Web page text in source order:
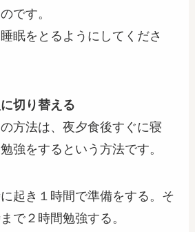
です。
眠をとるようにしてくださ
切り替える
方法は、夜夕食後すぐに寝
強をするという方法です。
起き１時間で準備をする。そ
で２時間勉強する。